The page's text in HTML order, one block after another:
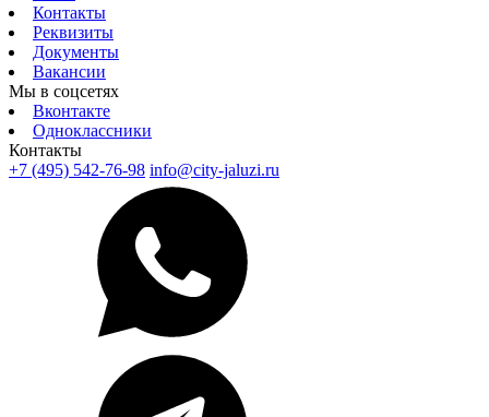
Контакты
Реквизиты
Документы
Вакансии
Мы в соцсетях
Вконтакте
Одноклассники
Контакты
+7 (495) 542-76-98 info@city-jaluzi.ru